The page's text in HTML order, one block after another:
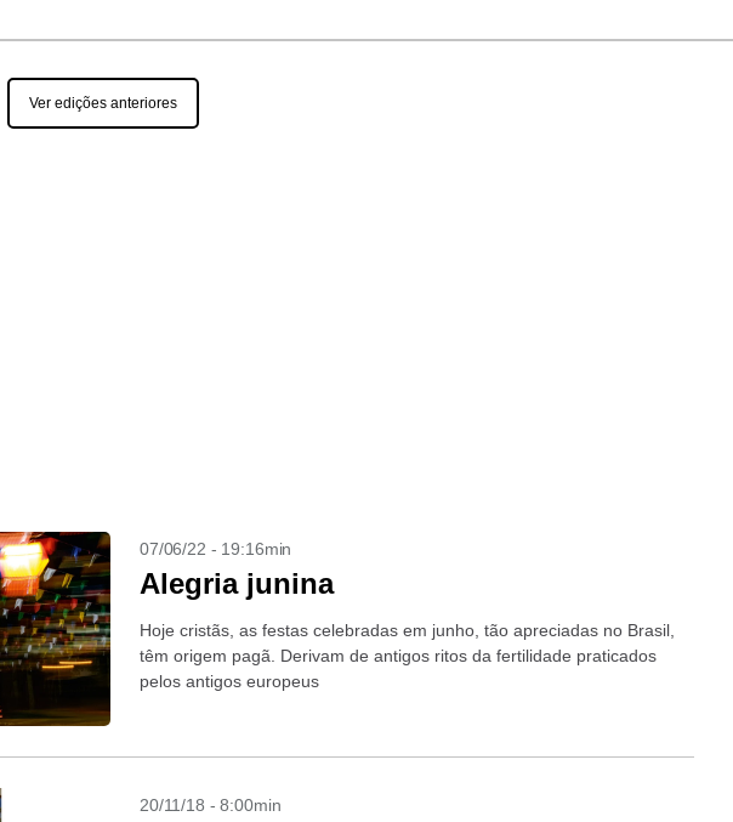
Ver edições anteriores
07/06/22 - 19:16min
Alegria junina
Hoje cristãs, as festas celebradas em junho, tão apreciadas no Brasil,
têm origem pagã. Derivam de antigos ritos da fertilidade praticados
pelos antigos europeus
20/11/18 - 8:00min